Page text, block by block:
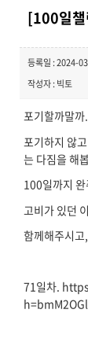
[100일
등록일 : 2024-
작성자 : 빅토
포기할까말
포기하지 않
는 다짐을 해
100일까지
고비가 있던
함께해주시
71일차.